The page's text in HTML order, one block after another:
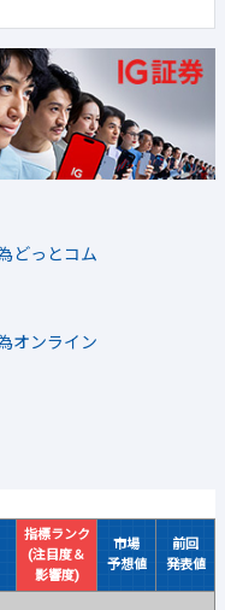
指標ランク
(注目度＆
影響度)
市場
予想値
前回
発表値